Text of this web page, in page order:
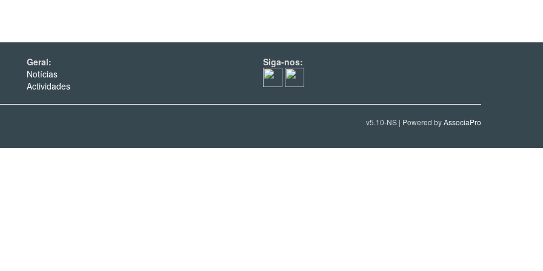
Geral:
Notícias
Actividades
Siga-nos:
v5.10-NS | Powered byAssociaPro